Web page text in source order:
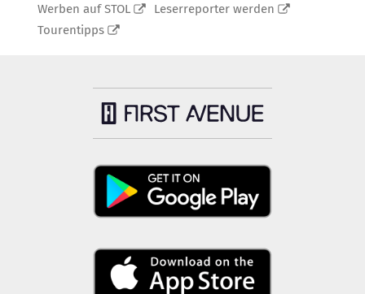
Werben auf STOL
Leserreporter werden
Tourentipps